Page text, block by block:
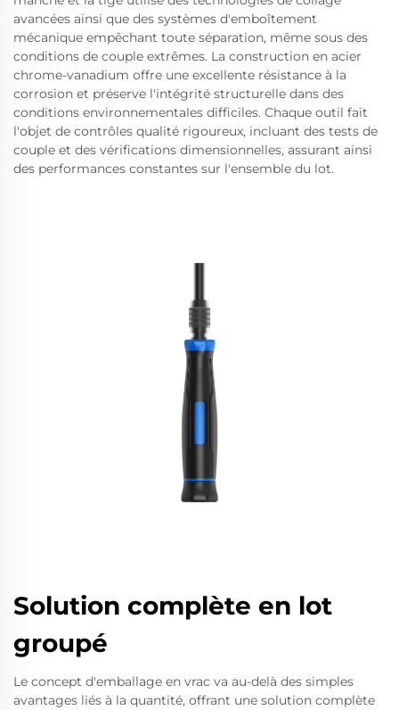
avancées ainsi que des systèmes d'emboîtement
mécanique empêchant toute séparation, même sous des
conditions de couple extrêmes. La construction en acier
chrome-vanadium offre une excellente résistance à la
corrosion et préserve l'intégrité structurelle dans des
conditions environnementales difficiles. Chaque outil fait
l'objet de contrôles qualité rigoureux, incluant des tests de
couple et des vérifications dimensionnelles, assurant ainsi
des performances constantes sur l'ensemble du lot.
Solution complète en lot
groupé
Le concept d'emballage en vrac va au-delà des simples
avantages liés à la quantité, offrant une solution complète